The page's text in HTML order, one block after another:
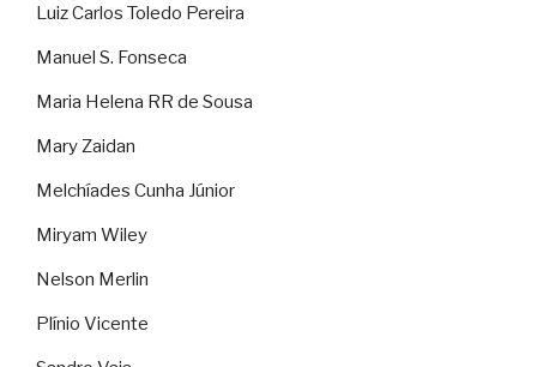
Luiz Carlos Toledo Pereira
Manuel S. Fonseca
Maria Helena RR de Sousa
Mary Zaidan
Melchíades Cunha Júnior
Miryam Wiley
Nelson Merlin
Plínio Vicente